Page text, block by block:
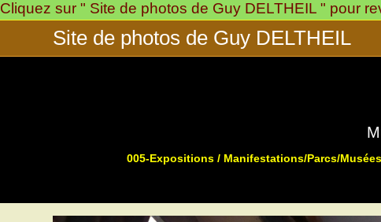
Skip
Cliquez sur " Site de photos de Guy DELTHEIL " pour
Site de photos de Guy DELTHEIL
005-Expositions / Manifestations/Parcs/Musées